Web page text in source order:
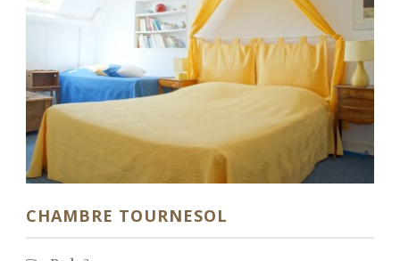
CHAMBRE TOURNESOL